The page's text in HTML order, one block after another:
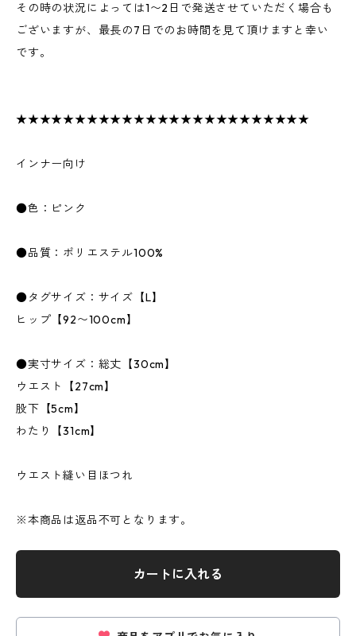
その時の状況によっては1〜2日で発送させていただく場合も
ございますが、最長の7日でのお時間を見て頂けますと幸い
です。
★★★★★★★★★★★★★★★★★★★★★★★★★
インナー向け
●色：ピンク
●品質：ポリエステル100%
●タグサイズ：サイズ【L】
ヒップ【92〜100cm】
●実寸サイズ：総丈【30cm】
ウエスト【27cm】
股下【5cm】
わたり【31cm】
ウエスト縫い目ほつれ
※本商品は返品不可となります。
カートに入れる